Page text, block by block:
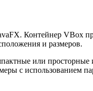
Контейнер VBox
и размеров.
или
с использованием